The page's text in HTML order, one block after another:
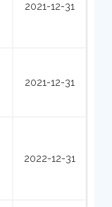
2021-12-31
2021-12-31
2022-12-31